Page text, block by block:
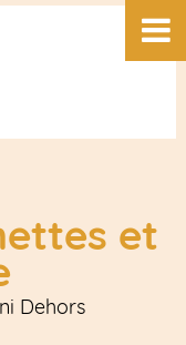
et
Dehors